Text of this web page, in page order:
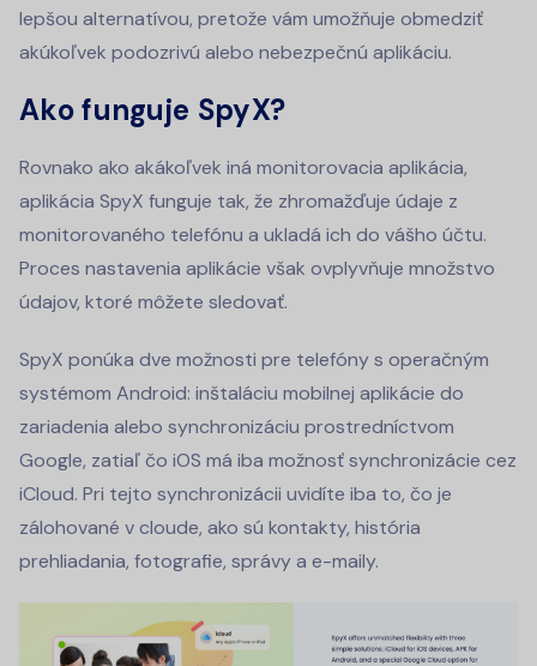
lepšou alternatívou, pretože vám umožňuje obmedziť
akúkoľvek podozrivú alebo nebezpečnú aplikáciu.
Ako funguje SpyX?
Rovnako ako akákoľvek iná monitorovacia aplikácia,
aplikácia SpyX funguje tak, že zhromažďuje údaje z
monitorovaného telefónu a ukladá ich do vášho účtu.
Proces nastavenia aplikácie však ovplyvňuje množstvo
údajov, ktoré môžete sledovať.
SpyX ponúka dve možnosti pre telefóny s operačným
systémom Android: inštaláciu mobilnej aplikácie do
zariadenia alebo synchronizáciu prostredníctvom
Google, zatiaľ čo iOS má iba možnosť synchronizácie cez
iCloud. Pri tejto synchronizácii uvidíte iba to, čo je
zálohované v cloude, ako sú kontakty, história
prehliadania, fotografie, správy a e-maily.